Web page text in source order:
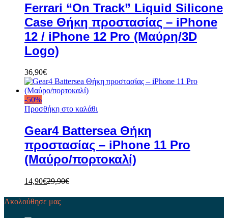
Ferrari “On Track” Liquid Silicone
Case Θήκη προστασίας – iPhone
12 / iPhone 12 Pro (Μαύρη/3D
Logo)
36,90€
-50%
Προσθήκη στο καλάθι
Gear4 Battersea Θήκη
προστασίας – iPhone 11 Pro
(Μαύρο/πορτοκαλί)
14,90€29,90€
Ακολούθησε μας